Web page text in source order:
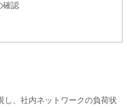
確認
し、社内ネットワークの負荷状